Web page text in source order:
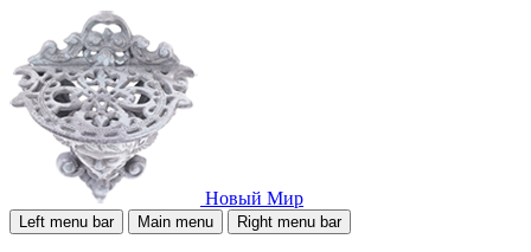
Новый Мир
Left menu bar Main menu Right menu bar